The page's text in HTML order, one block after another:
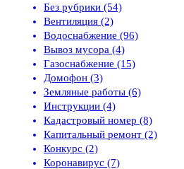
Без рубрики (54)
Вентиляция (2)
Водоснабжение (96)
Вывоз мусора (4)
Газоснабжение (15)
Домофон (3)
Земляные работы (6)
Инструкции (4)
Кадастровый номер (8)
Капитальный ремонт (2)
Конкурс (2)
Коронавирус (7)